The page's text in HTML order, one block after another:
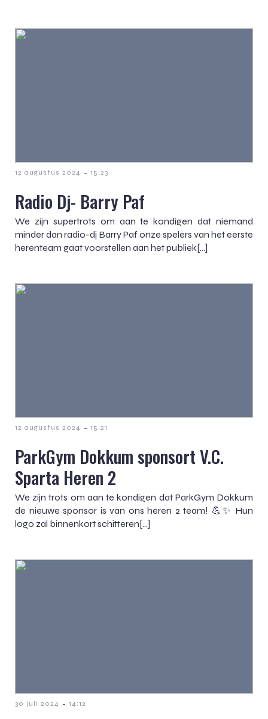
12 augustus 2024 - 15:23
Radio Dj- Barry Paf
We zijn supertrots om aan te kondigen dat niemand
minder dan radio-dj Barry Paf onze spelers van het eerste
herenteam gaat voorstellen aan het publiek[…]
12 augustus 2024 - 15:21
ParkGym Dokkum sponsort V.C.
Sparta Heren 2
We zijn trots om aan te kondigen dat ParkGym Dokkum
de nieuwe sponsor is van ons heren 2 team! 💪✨ Hun
logo zal binnenkort schitteren[…]
30 juli 2024 - 14:12